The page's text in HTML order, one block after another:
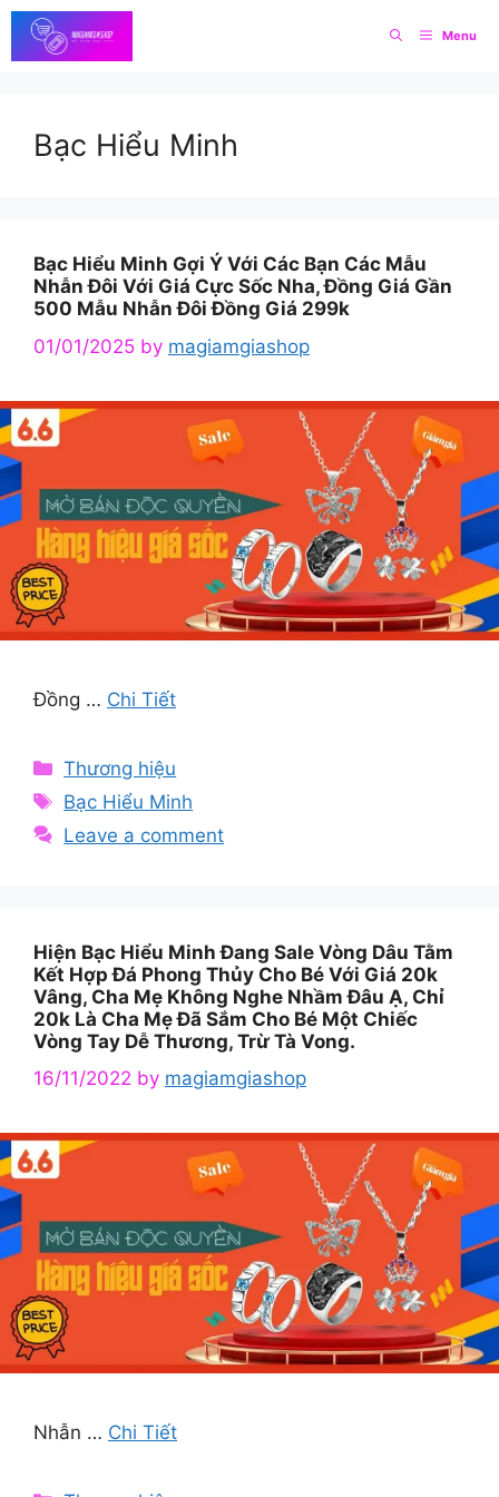
Skip
to
content
Menu
Bạc Hiểu Minh
Bạc Hiểu Minh Gợi Ý Với Các Bạn Các Mẫu
Nhẫn Đôi Với Giá Cực Sốc Nha, Đồng Giá Gần
500 Mẫu Nhẫn Đôi Đồng Giá 299k
01/01/2025 by magiamgiashop
Đồng … Chi Tiết
Categories
Thương hiệu
Tags
Bạc Hiểu Minh
Leave a comment
Hiện Bạc Hiểu Minh Đang Sale Vòng Dâu Tằm
Kết Hợp Đá Phong Thủy Cho Bé Với Giá 20k
Vâng, Cha Mẹ Không Nghe Nhầm Đâu Ạ, Chỉ
20k Là Cha Mẹ Đã Sắm Cho Bé Một Chiếc
Vòng Tay Dễ Thương, Trừ Tà Vong.
16/11/2022 by magiamgiashop
Nhẫn … Chi Tiết